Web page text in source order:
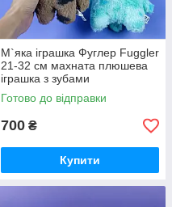
М`яка іграшка Фуглер Fuggler
21-32 см махната плюшева
іграшка з зубами
страшненький улюбленець
Фаглер
Готово до відправки
700 ₴
Купити